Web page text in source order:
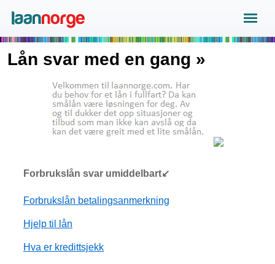
Lån svar med en gang »
Forbrukslån svar umiddelbart↙
Forbrukslån betalingsanmerkning
Hjelp til lån
Hva er kredittsjekk